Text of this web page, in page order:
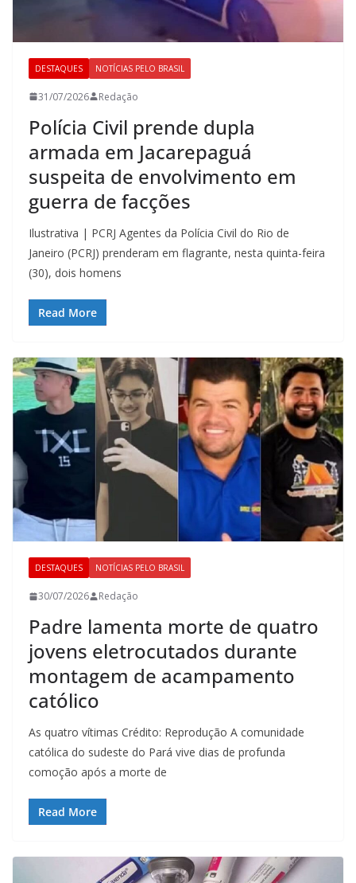
DESTAQUES NOTÍCIAS PELO BRASIL
31/07/2026 Redação
Polícia Civil prende dupla
armada em Jacarepaguá
suspeita de envolvimento em
guerra de facções
Ilustrativa | PCRJ Agentes da Polícia Civil do Rio de
Janeiro (PCRJ) prenderam em flagrante, nesta quinta-feira
(30), dois homens
Read More
DESTAQUES NOTÍCIAS PELO BRASIL
30/07/2026 Redação
Padre lamenta morte de quatro
jovens eletrocutados durante
montagem de acampamento
católico
As quatro vítimas Crédito: Reprodução A comunidade
católica do sudeste do Pará vive dias de profunda
comoção após a morte de
Read More